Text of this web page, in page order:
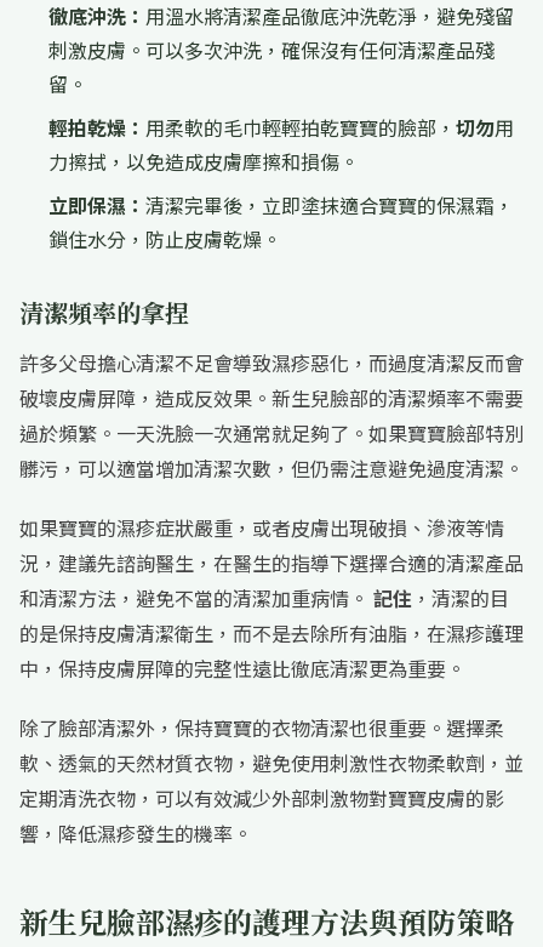
徹底沖洗： 用溫水將清潔產品徹底沖洗乾淨，避免殘留
刺激皮膚。可以多次沖洗，確保沒有任何清潔產品殘
留。
輕拍乾燥： 用柔軟的毛巾輕輕拍乾寶寶的臉部， 切勿用
力擦拭，以免造成皮膚摩擦和損傷。
立即保濕： 清潔完畢後，立即塗抹適合寶寶的保濕霜，
鎖住水分，防止皮膚乾燥。
清潔頻率的拿捏
許多父母擔心清潔不足會導致濕疹惡化，而過度清潔反而會
破壞皮膚屏障，造成反效果。新生兒臉部的清潔頻率不需要
過於頻繁。一天洗臉一次通常就足夠了。如果寶寶臉部特別
髒污，可以適當增加清潔次數，但仍需注意避免過度清潔。
如果寶寶的濕疹症狀嚴重，或者皮膚出現破損、滲液等情
況，建議先諮詢醫生，在醫生的指導下選擇合適的清潔產品
和清潔方法，避免不當的清潔加重病情。 記住 ，清潔的目
的是保持皮膚清潔衛生，而不是去除所有油脂，在濕疹護理
中，保持皮膚屏障的完整性遠比徹底清潔更為重要。
除了臉部清潔外，保持寶寶的衣物清潔也很重要。選擇柔
軟、透氣的天然材質衣物，避免使用刺激性衣物柔軟劑，並
定期清洗衣物，可以有效減少外部刺激物對寶寶皮膚的影
響，降低濕疹發生的機率。
新生兒臉部濕疹的護理方法與預防策略